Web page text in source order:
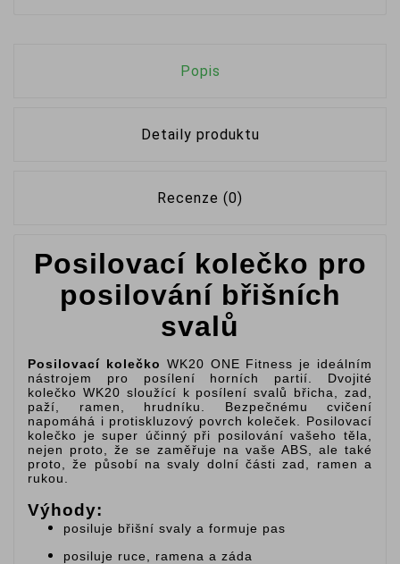
Popis
Detaily produktu
Recenze (0)
Posilovací kolečko pro
posilování břišních
svalů
Posilovací kolečko WK20 ONE Fitness je ideálním
nástrojem pro posílení horních partií. Dvojité
kolečko WK20 sloužící k posílení svalů břicha, zad,
paží, ramen, hrudníku. Bezpečnému cvičení
napomáhá i protiskluzový povrch koleček. Posilovací
kolečko je super účinný při posilování vašeho těla,
nejen proto, že se zaměřuje na vaše ABS, ale také
proto, že působí na svaly dolní části zad, ramen a
rukou.
Výhody:
posiluje břišní svaly a formuje pas
posiluje ruce, ramena a záda